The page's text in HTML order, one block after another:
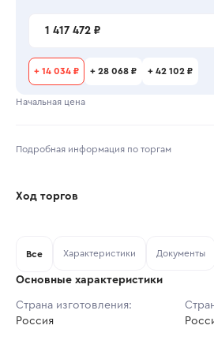
1 417 472 ₽
+ 14 034 ₽ + 28 068 ₽ + 42 102 ₽
Начальная цена
Подробная информация по торгам
Тип аукциона:
Шаг торгов: 14 034 ₽
Ход торгов
Ставок не
Все Характеристики Документы
Основные характеристики
Страна изготовления:
Россия